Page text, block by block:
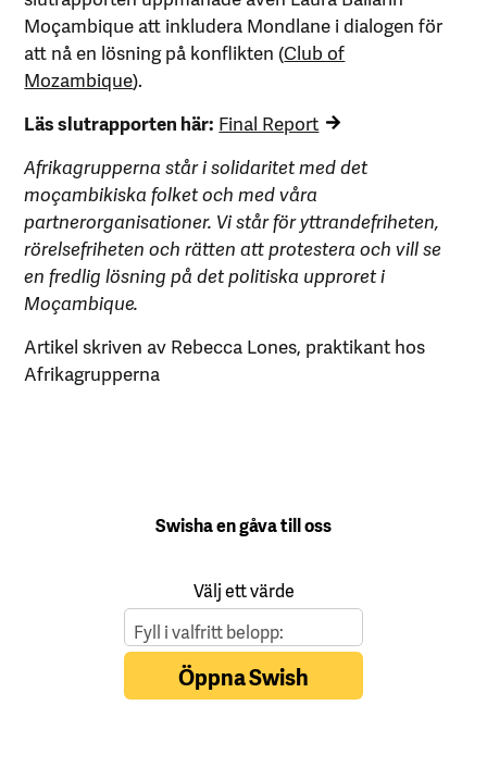
Moçambique att inkludera Mondlane i dialogen för
att nå en lösning på konflikten (Club of
Mozambique).
Läs slutrapporten här: Final Report
Afrikagrupperna står i solidaritet med det
moçambikiska folket och med våra
partnerorganisationer. Vi står för yttrandefriheten,
rörelsefriheten och rätten att protestera och vill se
en fredlig lösning på det politiska upproret i
Moçambique.
Artikel skriven av Rebecca Lones, praktikant hos
Afrikagrupperna